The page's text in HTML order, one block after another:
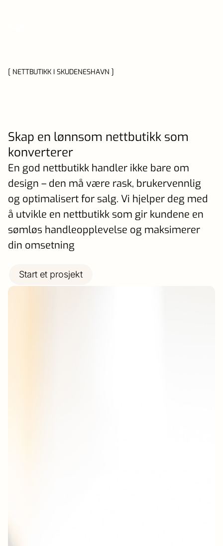
[ NETTBUTIKK I SKUDENESHAVN ]
Skap en lønnsom nettbutikk som
konverterer
En god nettbutikk handler ikke bare om
design – den må være rask, brukervennlig
og optimalisert for salg. Vi hjelper deg med
å utvikle en nettbutikk som gir kundene en
sømløs handleopplevelse og maksimerer
din omsetning
Start et prosjekt